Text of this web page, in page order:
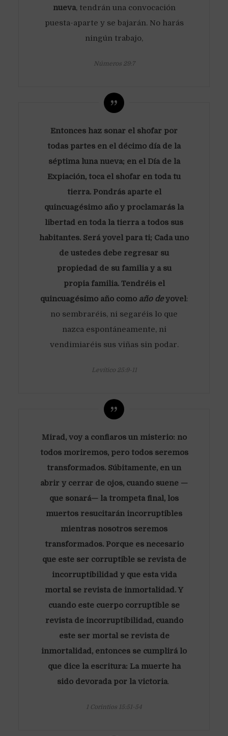
nueva, tendrán una convocación
puesta-aparte y se bajarán. No harás
ningún trabajo,
Números 29:7
Entonces haz sonar el shofar por
todas partes en el décimo día de la
séptima luna nueva; en el Día de la
Expiación, toca el shofar en toda tu
tierra. Pondrás aparte el
quincuagésimo año y proclamarás la
libertad en toda la tierra a todos sus
habitantes. Será yovel para ti; Cada uno
de ustedes debe regresar su
propiedad de su familia y a su
propia familia. Tendréis el
quincuagésimo año como año deyovel:
no sembraréis, ni segaréis lo que
nazca espontáneamente, ni
vendimiaréis sus viñas sin podar.
Levítico 25:9-11
Mirad, voy a confiaros un misterio: no
todos moriremos, pero todos seremos
transformados. Súbitamente, en un
abrir y cerrar de ojos, cuando suene —
que sonará— la trompeta final, los
muertos resucitarán incorruptibles
mientras nosotros seremos
transformados. Porque es necesario
que este ser corruptible se revista de
incorruptibilidad y que esta vida
mortal se revista de inmortalidad. Y
cuando este cuerpo corruptible se
revista de incorruptibilidad, cuando
este ser mortal se revista de
inmortalidad, entonces se cumplirá lo
que dice la escritura: La muerte ha
sido devorada por la victoria.
1 Corintios 15:51-54